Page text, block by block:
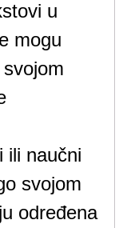
u
mogu
ili naučni
svojom
određena